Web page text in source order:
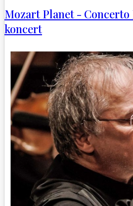
Mozart Planet - Concerto
koncert